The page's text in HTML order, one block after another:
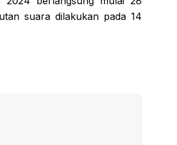
suara dilakukan pada 14